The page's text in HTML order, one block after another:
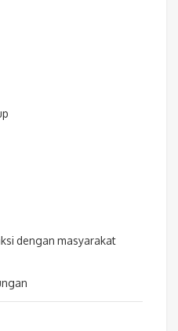
dengan masyarakat